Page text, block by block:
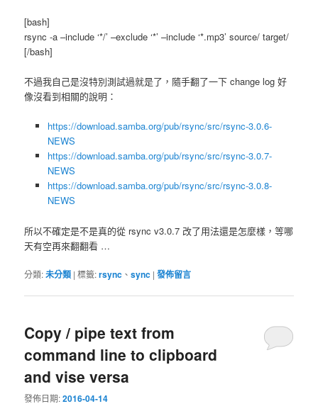
[bash]
rsync -a –include ‘*/’ –exclude ‘*’ –include ‘*.mp3’ source/ target/
[/bash]
不過我自己是沒特別測試過就是了，隨手翻了一下 change log 好
像沒看到相關的說明：
https://download.samba.org/pub/rsync/src/rsync-3.0.6-
NEWS
https://download.samba.org/pub/rsync/src/rsync-3.0.7-
NEWS
https://download.samba.org/pub/rsync/src/rsync-3.0.8-
NEWS
所以不確定是不是真的從 rsync v3.0.7 改了用法還是怎麼樣，等哪
天有空再來翻翻看 …
分類:未分類 |標籤:rsync 、sync |發佈留言
Copy / pipe text from
command line to clipboard
and vise versa
發佈日期:2016-04-14